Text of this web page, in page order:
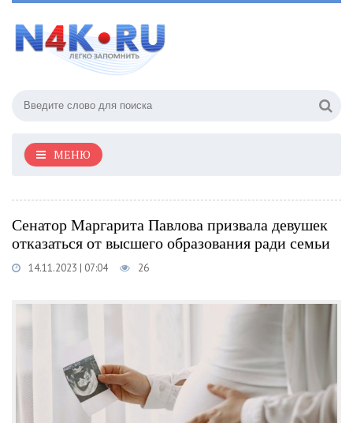
МЕНЮ
Сенатор Маргарита Павлова призвала девушек
отказаться от высшего образования ради семьи
14.11.2023 | 07:04 26